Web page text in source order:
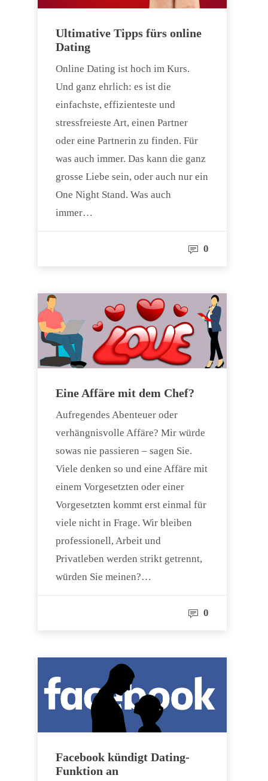
Ultimative Tipps fürs online
Dating
Online Dating ist hoch im Kurs.
Und ganz ehrlich: es ist die
einfachste, effizienteste und
stressfreieste Art, einen Partner
oder eine Partnerin zu finden. Für
was auch immer. Das kann die ganz
grosse Liebe sein, oder auch nur ein
One Night Stand. Was auch
immer…
0
Eine Affäre mit dem Chef?
Aufregendes Abenteuer oder
verhängnisvolle Affäre? Mir würde
sowas nie passieren – sagen Sie.
Viele denken so und eine Affäre mit
einem Vorgesetzten oder einer
Vorgesetzten kommt erst einmal für
viele nicht in Frage. Wir bleiben
professionell, Arbeit und
Privatleben werden strikt getrennt,
würden Sie meinen?…
0
Facebook kündigt Dating-
Funktion an